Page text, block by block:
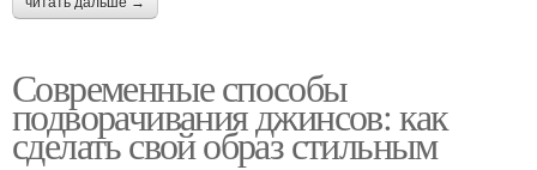
Современные способы
подворачивания джинсов: как
сделать свой образ стильным